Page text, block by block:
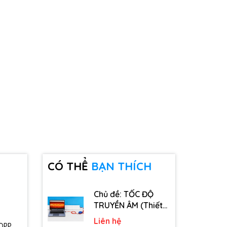
CÓ THỂ BẠN THÍCH
Chủ đề: TỐC ĐỘ
TRUYỀN ÂM (Thiết
bị, dụng cụ, vật tư
Liên hệ